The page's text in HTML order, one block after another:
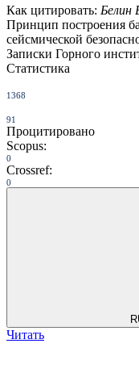
Как цитировать: Белин
Принцип построения
сейсмической
Записки Горного
Статистика
1368
91
Процитировано
Scopus:
0
Crossref:
0
Читать